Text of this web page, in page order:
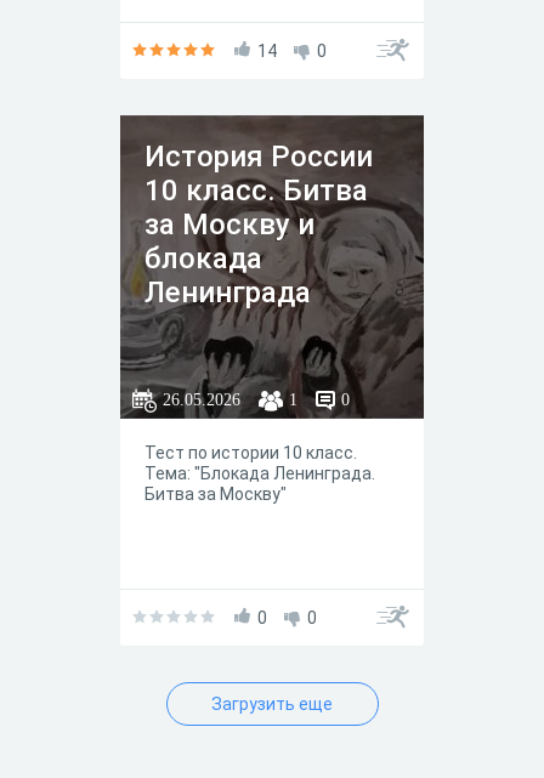
В ходе этой викторины вы
героев, их
самоотверженность и отвагу.
14 0
История России
10 класс. Битва
за Москву и
блокада
Ленинграда
26.05.2026 1 0
Тест по истории 10 класс.
Тема: "Блокада Ленинграда.
Битва за Москву"
0 0
Загрузить еще